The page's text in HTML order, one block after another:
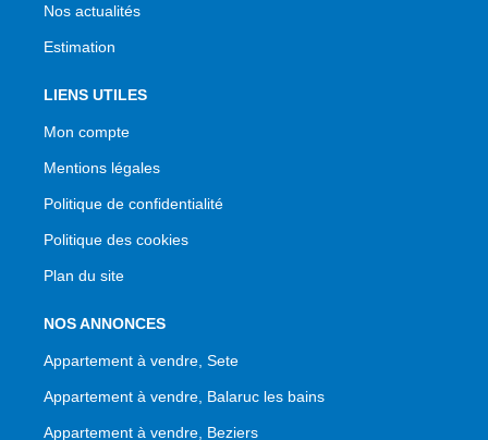
Nos actualités
Estimation
LIENS UTILES
Mon compte
Mentions légales
Politique de confidentialité
Politique des cookies
Plan du site
NOS ANNONCES
Appartement à vendre, Sete
Appartement à vendre, Balaruc les bains
Appartement à vendre, Beziers